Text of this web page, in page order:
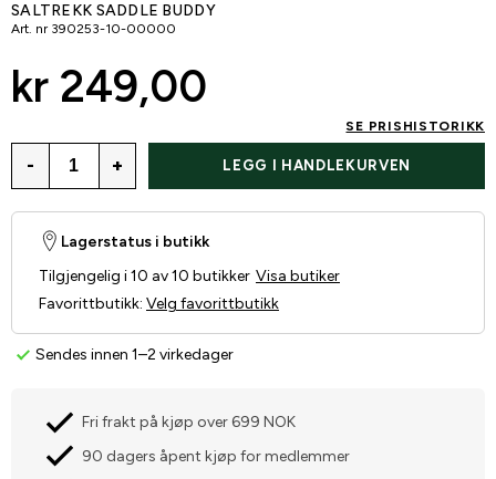
SALTREKK SADDLE BUDDY
Art. nr 390253-10-00000
kr 249,00
SE PRISHISTORIKK
- + LEGG I HANDLEKURVEN
Sendes innen 1–2 virkedager
Lagerstatus i butikk
Tilgjengelig i 10 av 10 butikker Visa butiker
Favorittbutikk: Velg favorittbutikk
Fri frakt på kjøp over 699 NOK
90 dagers åpent kjøp for medlemmer